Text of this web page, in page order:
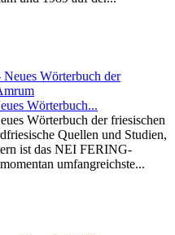
Wörterbuch...
Wörterbuch der friesischen
Quellen und Studien,
ist das NEI FERING-
umfangreichste...